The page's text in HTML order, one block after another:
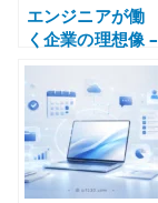
エンジニアが働
く企業の理想像 –
技術レイヤーと
経験の質で考え
る